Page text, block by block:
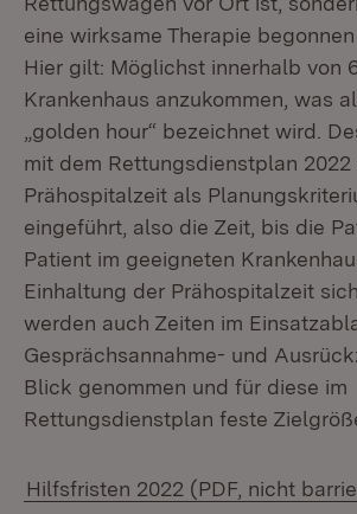
eine wirksame Therapie
Hier gilt: Möglichst innerhalb von
Krankenhaus anzukommen, was
„golden hour“ bezeichnet wird.
mit dem Rettungsdienstplan 2022
Prähospitalzeit als
eingeführt, also die Zeit, bis die
Patient im geeigneten
Einhaltung der Prähospitalzeit
werden auch Zeiten im
Gesprächsannahme- und
Blick genommen und für diese im
Rettungsdienstplan feste
Hilfsfristen 2022 (PDF, nicht